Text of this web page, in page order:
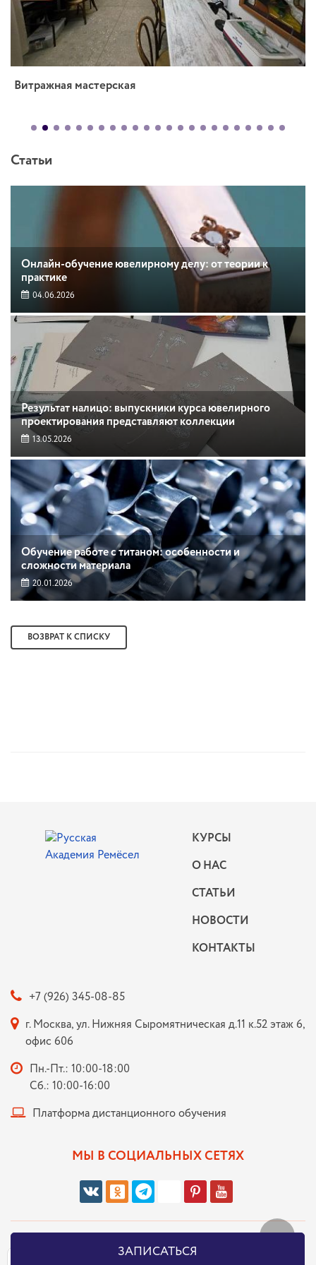
Витражная мастерская
Статьи
Онлайн-обучение ювелирному делу: от теории к
практике
04.06.2026
Результат налицо: выпускники курса ювелирного
проектирования представляют коллекции
13.05.2026
Обучение работе с титаном: особенности и
сложности материала
20.01.2026
ВОЗВРАТ К СПИСКУ
ЗАПИСАТЬСЯ
КУРСЫ
О НАС
СТАТЬИ
НОВОСТИ
КОНТАКТЫ
МЫ В СОЦИАЛЬНЫХ СЕТЯХ
+7 (926) 345-08-85
г. Москва, ул. Нижняя Сыромятническая д.11 к.52 этаж 6,
офис 606
Пн.-Пт.: 10:00-18:00
Сб.: 10:00-16:00
Платформа дистанционного обучения
Политика в отношении обработки персональных данных
Пользуясь нашим сайтом, вы